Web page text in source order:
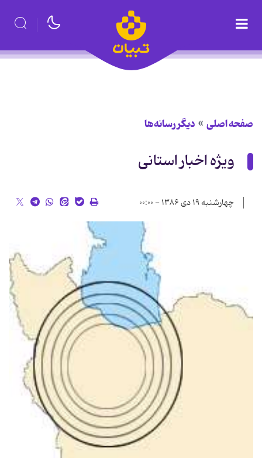
صفحه اصلی دیگر رسانه‌ها
ویژه اخبار استانی
چهارشنبه ۱۹ دی ۱۳۸۶ - ۰۰:۰۰